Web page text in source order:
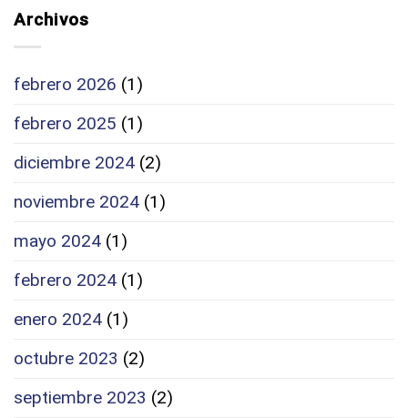
Archivos
febrero 2026 (1)
febrero 2025 (1)
diciembre 2024 (2)
noviembre 2024 (1)
mayo 2024 (1)
febrero 2024 (1)
enero 2024 (1)
octubre 2023 (2)
septiembre 2023 (2)